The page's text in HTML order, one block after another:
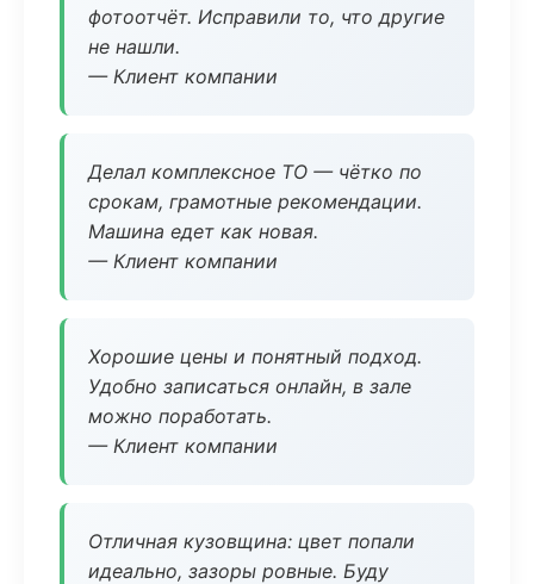
фотоотчёт. Исправили то, что другие
не нашли.
— Клиент компании
Делал комплексное ТО — чётко по
срокам, грамотные рекомендации.
Машина едет как новая.
— Клиент компании
Хорошие цены и понятный подход.
Удобно записаться онлайн, в зале
можно поработать.
— Клиент компании
Отличная кузовщина: цвет попали
идеально, зазоры ровные. Буду